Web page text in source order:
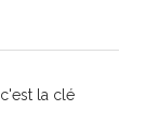
la clé